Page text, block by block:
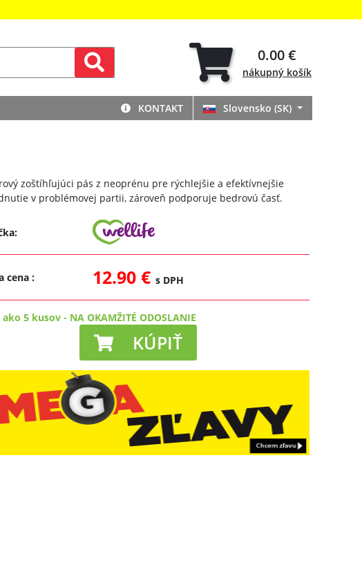
0.00 €
nákupný košík
KONTAKT Slovensko (SK)
zoštíhľujúci pás z neoprénu pre rýchlejšie a efektívnejšie
v problémovej partii, zároveň podporuje bedrovú časť.
cena: 12.90 €s DPH
ako 5 kusov - NA OKAMŽITÉ ODOSLANIE
KÚPIŤ